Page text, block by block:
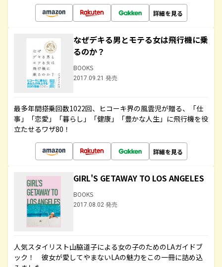
詳細を見る
なぜデキる男とモテる女は飛行機に乗
るのか？
BOOKS
2017.09.21 発売
最多年間搭乗回数1022回、ヒコーキ界の風雲児が贈る、「仕
事」「恋愛」「暮らし」「健康」「豊かな人生」に飛行機を役
立たせるワザ80！
詳細を見る
GIRL'S GETAWAY TO LOS ANGELES
BOOKS
2017.08.02 発売
人気スタイリスト山脇道子による女の子のためのLAガイドブ
ック！ 彼女が愛してやまないLAの魅力をこの一冊に詰め込